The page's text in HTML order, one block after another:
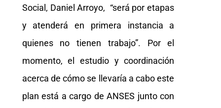
Social, Daniel Arroyo, “será por etapas
y atenderá en primera instancia a
quienes no tienen trabajo”. Por el
momento, el estudio y coordinación
acerca de cómo se llevaría a cabo este
plan está a cargo de ANSES junto con